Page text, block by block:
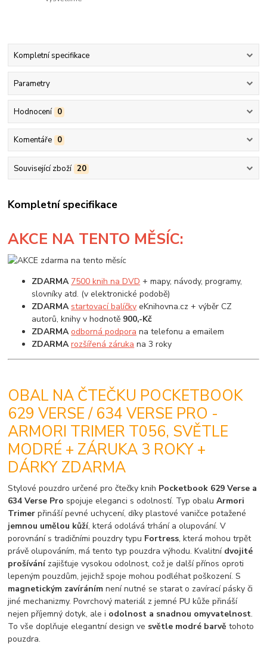
Kompletní specifikace
Parametry
Hodnocení 0
Komentáře 0
Související zboží 20
Kompletní specifikace
AKCE NA TENTO MĚSÍC:
ZDARMA 7500 knih na DVD + mapy, návody, programy,
slovníky atd. (v elektronické podobě)
ZDARMA startovací balíčky eKnihovna.cz + výběr CZ
autorů, knihy v hodnotě 900,-Kč
ZDARMA odborná podpora na telefonu a emailem
ZDARMA rozšířená záruka na 3 roky
OBAL NA ČTEČKU POCKETBOOK
629 VERSE / 634 VERSE PRO -
ARMORI TRIMER T056, SVĚTLE
MODRÉ + ZÁRUKA 3 ROKY +
DÁRKY ZDARMA
Stylové pouzdro určené pro čtečky knih Pocketbook 629 Verse a
634 Verse Pro spojuje eleganci s odolností. Typ obaluArmori
Trimerpřináší pevné uchycení, díky plastové vaničce potažené
jemnou umělou kůží, která odolává trhání a olupování. V
porovnání s tradičními pouzdry typu Fortress, která mohou trpět
právě olupováním, má tento typ pouzdra výhodu. Kvalitní dvojité
prošívánízajišťuje vysokou odolnost, což je další přínos oproti
lepeným pouzdům, jejichž spoje mohou podléhat poškození. S
magnetickým zavíránímnení nutné se starat o zavírací pásky či
jiné mechanizmy. Povrchový materiál z jemné PU kůže přináší
nejen příjemný dotyk, ale i odolnost a snadnou omyvatelnost.
To vše doplňuje elegantní design ve světle modré barvě tohoto
pouzdra.